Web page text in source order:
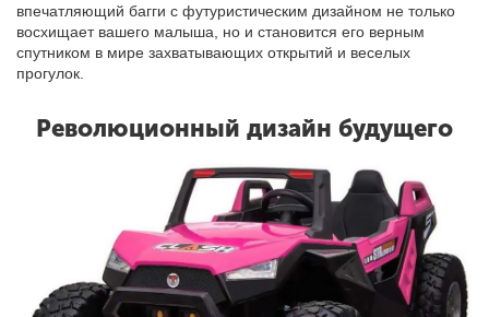
впечатляющий багги с футуристическим дизайном не только
восхищает вашего малыша, но и становится его верным
спутником в мире захватывающих открытий и веселых
прогулок.
Революционный дизайн будущего